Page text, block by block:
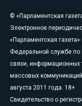
© «Парламентская
Электронное
«Парламентская газета»
Федеральной службе по
связи, информационных
массовых
августа 2011 года. 18+
Свидетельство о